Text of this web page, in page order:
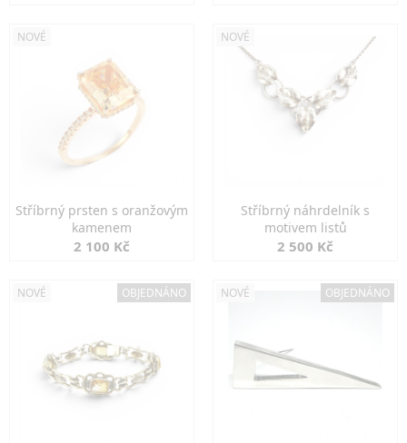
NOVÉ
Stříbrný prsten s oranžovým
kamenem
2 100 Kč
NOVÉ
Stříbrný náhrdelník s
motivem listů
2 500 Kč
NOVÉ OBJEDNÁNO NOVÉ OBJEDNÁNO